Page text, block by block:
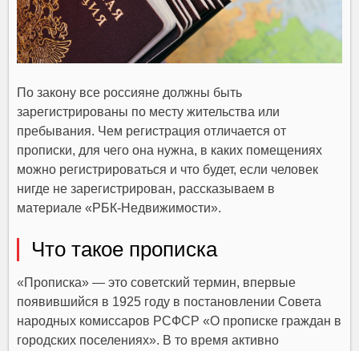
По закону все россияне должны быть
зарегистрированы по месту жительства или
пребывания. Чем регистрация отличается от
прописки, для чего она нужна, в каких помещениях
можно регистрироваться и что будет, если человек
нигде не зарегистрирован, рассказываем в
материале «РБК-Недвижимости».
Что такое прописка
«Прописка» — это советский термин, впервые
появившийся в 1925 году в постановлении Совета
народных комиссаров РСФСР «О прописке граждан в
городских поселениях». В то время активно